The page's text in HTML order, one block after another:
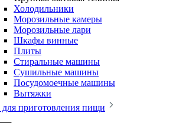
Холодильники
Морозильные камеры
Морозильные лари
Шкафы винные
Плиты
Стиральные машины
Сушильные машины
Посудомоечные машины
Вытяжки
для приготовления пищи